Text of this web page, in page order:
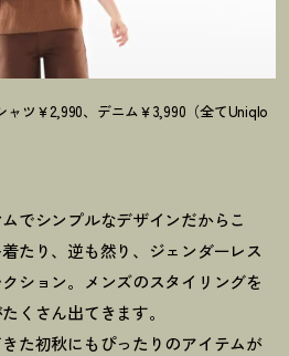
ャツ￥2,990、デニム￥3,990（全てUniqlo
でシンプルなデザインだからこ
たり、逆も然り、ジェンダーレス
ション。メンズのスタイリングを
くさん出てきます。
た初秋にもぴったりのアイテムが